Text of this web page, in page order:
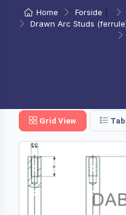
Home Forside
Drawn Arc Studs
Grid View